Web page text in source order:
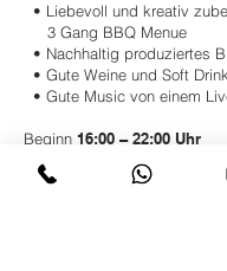
• Liebevoll und kreativ
3 Gang BBQ Menue
• Nachhaltig produziertes
• Gute Weine und Soft
• Gute Music von einem
Beginn 16:00 – 22:00 Uhr
Aufgrund der guten Zutaten